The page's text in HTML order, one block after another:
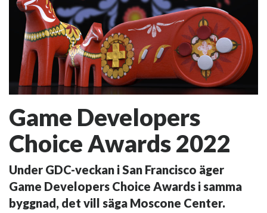
Game Developers
Choice Awards 2022
Under GDC-veckan i San Francisco äger
Game Developers Choice Awards i samma
byggnad, det vill säga Moscone Center.